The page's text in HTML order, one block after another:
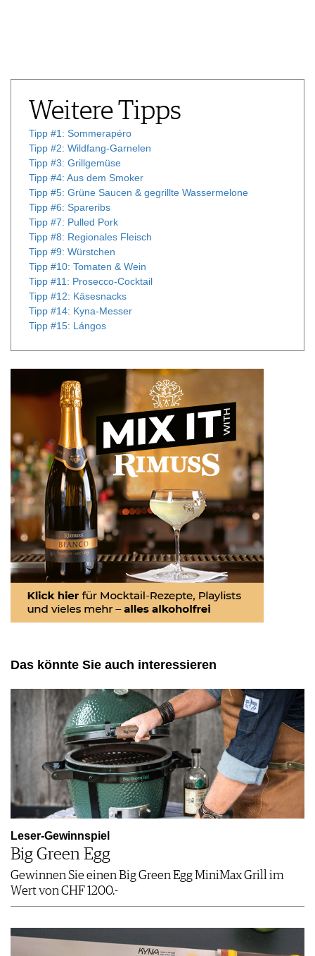
Weitere Tipps
Tipp #1: Sommerapéro
Tipp #2: Wildfang-Garnelen
Tipp #3: Grillgemüse
Tipp #4: Aus dem Smoker
Tipp #5: Grüne Saucen & gegrillte Wassermelone
Tipp #6: Spareribs
Tipp #7: Pulled Pork
Tipp #8: Regionales Fleisch
Tipp #9: Würstchen
Tipp #10: Tomaten & Wein
Tipp #11: Prosecco-Cocktail
Tipp #12: Käsesnacks
Tipp #14: Kyna-Messer
Tipp #15: Lángos
Das könnte Sie auch interessieren
Leser-Gewinnspiel
Big Green Egg
Gewinnen Sie einen Big Green Egg MiniMax Grill im
Wert von CHF 1200.-